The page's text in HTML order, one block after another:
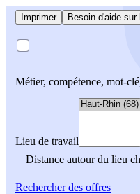
Imprimer Besoin d'aide
Métier, compétence, mot-
Lieu de travail
Distance autour du lieu
Rechercherdes offres